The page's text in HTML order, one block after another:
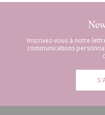
Inscrivez-vous à notre
communications